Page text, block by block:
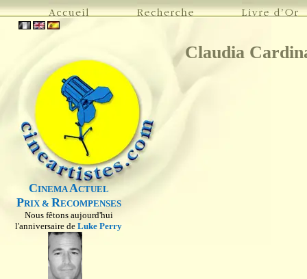
CINEMAACTUEL
PRIX & RECOMPENSES
Nous fêtons aujourd'hui
l'anniversaire de Luke Perry
Claudia